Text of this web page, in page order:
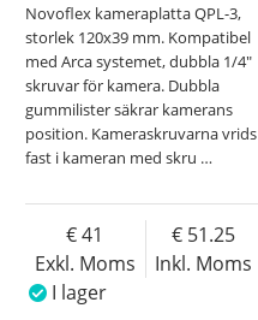
Novoflex kameraplatta QPL-3,
storlek 120x39 mm. Kompatibel
med Arca systemet, dubbla 1/4"
skruvar för kamera. Dubbla
gummilister säkrar kamerans
position. Kameraskruvarna vrids
fast i kameran med skru …
Exkl. Moms
41
Inkl. Moms
51.25
I lager